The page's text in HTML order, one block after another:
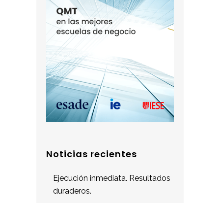
Noticias recientes
Ejecución inmediata. Resultados
duraderos.